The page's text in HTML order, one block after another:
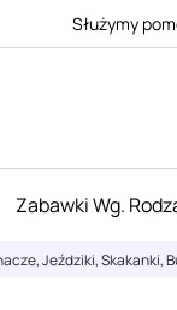
Służymy
Zabawki Wg.
Jeździki, Skakanki,